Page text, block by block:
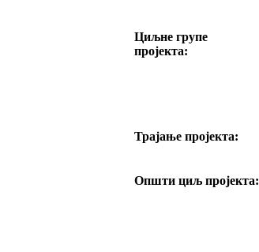
Циљне групе
пројекта:
Трајање пројекта:
Општи циљ пројекта: